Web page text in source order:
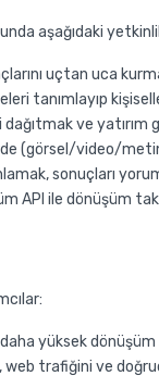
aşağıdaki
uçtan uca
tanımlayıp
ve yatırım
(görsel/video/
sonuçları
API ile dönüşüm
yüksek
web trafiğini ve